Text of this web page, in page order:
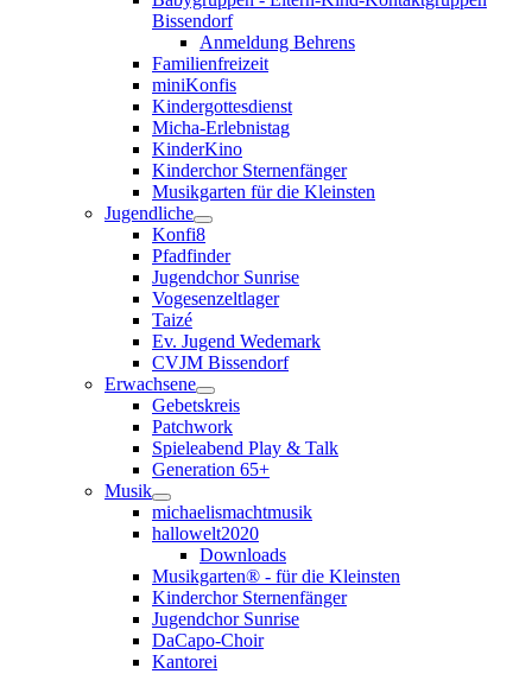
Bissendorf
Anmeldung Behrens
Familienfreizeit
miniKonfis
Kindergottesdienst
Micha-Erlebnistag
KinderKino
Kinderchor Sternenfänger
Musikgarten für die Kleinsten
Jugendliche
Konfi8
Pfadfinder
Jugendchor Sunrise
Vogesenzeltlager
Taizé
Ev. Jugend Wedemark
CVJM Bissendorf
Erwachsene
Gebetskreis
Patchwork
Spieleabend Play & Talk
Generation 65+
Musik
michaelismachtmusik
hallowelt2020
Downloads
Musikgarten® - für die Kleinsten
Kinderchor Sternenfänger
Jugendchor Sunrise
DaCapo-Choir
Kantorei